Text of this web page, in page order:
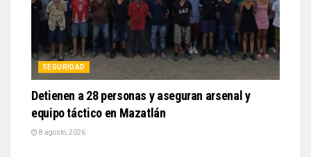
SEGURIDAD
Detienen a 28 personas y aseguran arsenal y
equipo táctico en Mazatlán
8 agosto, 2026